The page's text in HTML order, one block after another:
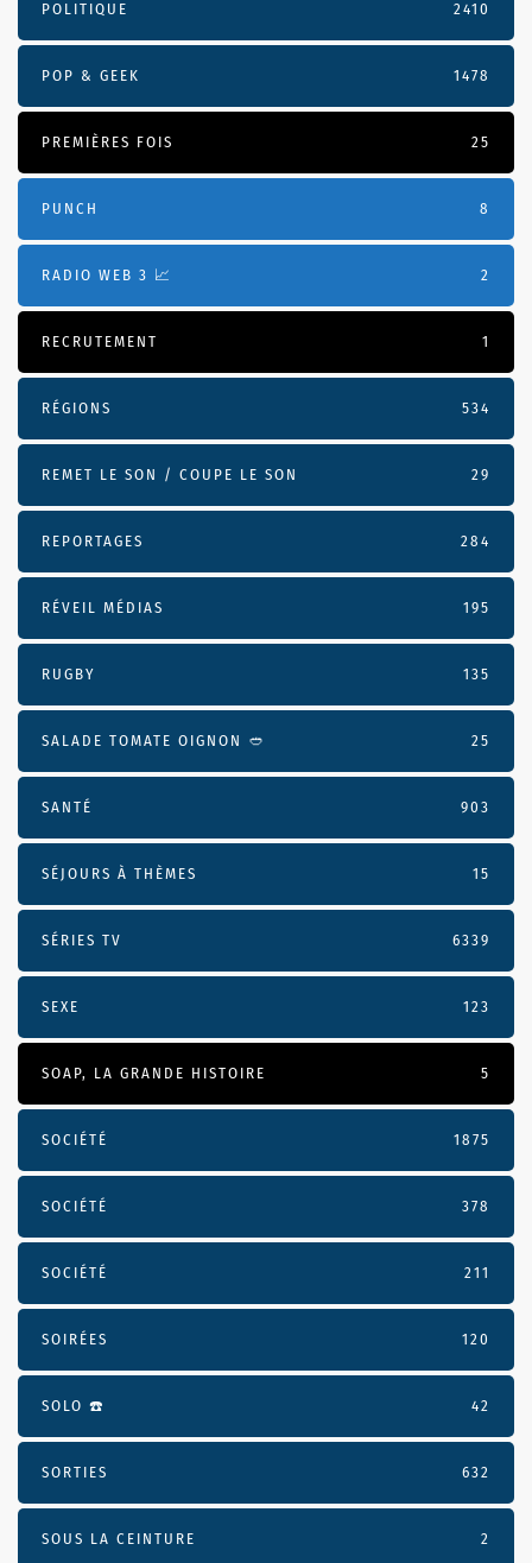
POLITIQUE 2410
POP & GEEK 1478
PREMIÈRES FOIS 25
PUNCH 8
RADIO WEB 3 📈 2
RECRUTEMENT 1
RÉGIONS 534
REMET LE SON / COUPE LE SON 29
REPORTAGES 284
RÉVEIL MÉDIAS 195
RUGBY 135
SALADE TOMATE OIGNON 🥙 25
SANTÉ 903
SÉJOURS À THÈMES 15
SÉRIES TV 6339
SEXE 123
SOAP, LA GRANDE HISTOIRE 5
SOCIÉTÉ 1875
SOCIÉTÉ 378
SOCIÉTÉ 211
SOIRÉES 120
SOLO ☎️ 42
SORTIES 632
SOUS LA CEINTURE 2